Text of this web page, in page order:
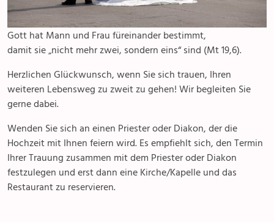
Gott hat Mann und Frau füreinander bestimmt,
damit sie „nicht mehr zwei, sondern eins“ sind (Mt 19,6).
Herzlichen Glückwunsch, wenn Sie sich trauen, Ihren
weiteren Lebensweg zu zweit zu gehen! Wir begleiten Sie
gerne dabei.
Wenden Sie sich an einen Priester oder Diakon, der die
Hochzeit mit Ihnen feiern wird. Es empfiehlt sich, den Termin
Ihrer Trauung zusammen mit dem Priester oder Diakon
festzulegen und erst dann eine Kirche/Kapelle und das
Restaurant zu reservieren.
Pfarreizentren Senioren
Spiritualität
Diakonie
Seelsorge
Gottesdienste